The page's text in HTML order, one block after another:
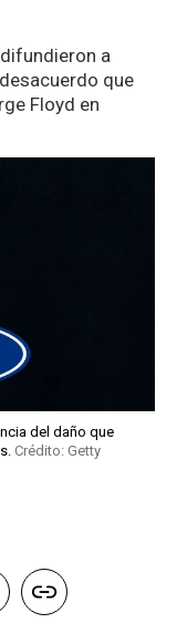
a
que
Floyd en
del daño que
Crédito: Getty